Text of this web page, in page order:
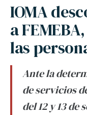
IOMA
a
las
Ante la
de servicios
del 12 y 13